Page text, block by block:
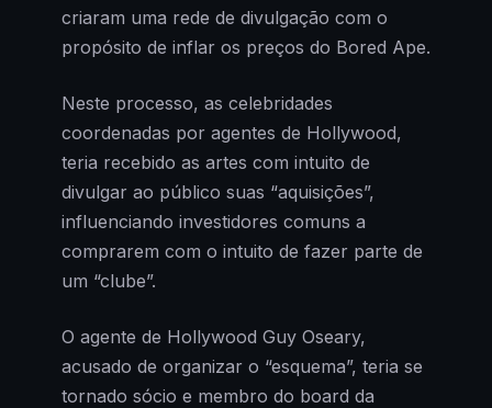
criaram uma rede de divulgação com o
propósito de inflar os preços do Bored Ape.
Neste processo, as celebridades
coordenadas por agentes de Hollywood,
teria recebido as artes com intuito de
divulgar ao público suas “aquisições”,
influenciando investidores comuns a
comprarem com o intuito de fazer parte de
um “clube”.
O agente de Hollywood Guy Oseary,
acusado de organizar o “esquema”, teria se
tornado sócio e membro do board da